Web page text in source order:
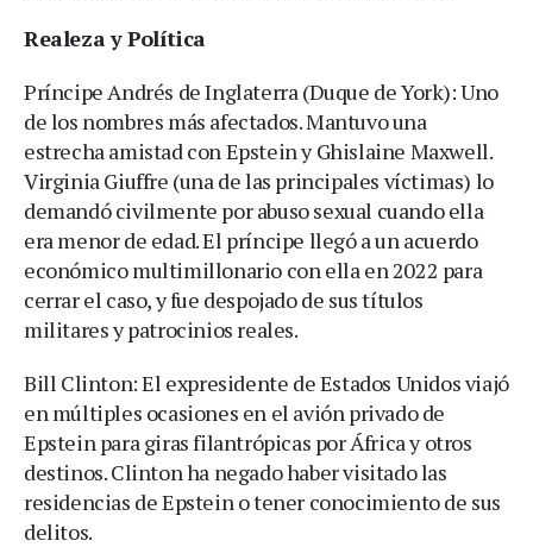
Realeza y Política
Príncipe Andrés de Inglaterra (Duque de York): Uno
de los nombres más afectados. Mantuvo una
estrecha amistad con Epstein y Ghislaine Maxwell.
Virginia Giuffre (una de las principales víctimas) lo
demandó civilmente por abuso sexual cuando ella
era menor de edad. El príncipe llegó a un acuerdo
económico multimillonario con ella en 2022 para
cerrar el caso, y fue despojado de sus títulos
militares y patrocinios reales.
Bill Clinton: El expresidente de Estados Unidos viajó
en múltiples ocasiones en el avión privado de
Epstein para giras filantrópicas por África y otros
destinos. Clinton ha negado haber visitado las
residencias de Epstein o tener conocimiento de sus
delitos.